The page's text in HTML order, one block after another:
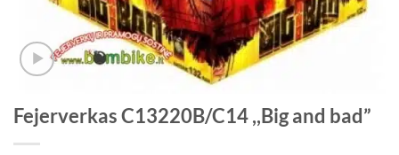
Fejerverkas C13220B/C14 ,,Big and bad”